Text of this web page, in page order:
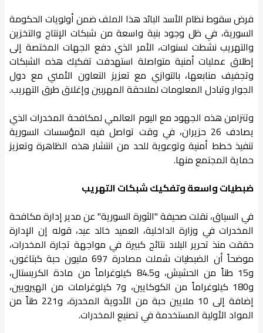
فرض سقوط نظام الأسد البائد هذا الملف ضمن أولويات الحكومة
السورية، في ظل وجود بنية واسعة من شبكات الإنتاج والتخزين
والتهريب نشطت لسنوات، الأمر الذي دفع الجهات المختصة إلى
إطلاق عمليات أمنية متواصلة استهدفت تفكيك هذه الشبكات
وتجفيف منابعها، بالتوازي مع تعزيز التعاون الأمني مع دول
الجوار وتبادل المعلومات لملاحقة المهربين وإغلاق طرق التهريب.
وتتزامن هذه الجهود مع اليوم العالمي لمكافحة المخدرات الذي
يصادف 26 حزيران، في وقت تواصل فيه المؤسسات السورية
تنفيذ خطط أمنية وتوعوية للحد من انتشار هذه الظاهرة وتعزيز
حماية المجتمع منها.
ضبطيات واسعة وتفكيك شبكات التهريب
في السياق، نقلت صحيفة "الثورة السورية" عن مدير إدارة مكافحة
المخدرات في وزارة الداخلية، العميد خالد عيد، قوله إن الإدارة
حققت منذ تحرير البلاد نتائج كبيرة في مواجهة تجارة المخدرات،
موضحاً أن الضبطيات شملت مصادرة 697 مليون حبة كبتاغون،
و15 طناً من الحشيش، و84.5 كيلوغراماً من مادة الكريستال،
و180 كيلوغراماً من الكوكايين، و7 كيلوغرامات من الهيرويين،
إضافة إلى 10 ملايين حبة من الأدوية المخدرة، و221 طناً من
المواد الأولية المستخدمة في تصنيع المخدرات.